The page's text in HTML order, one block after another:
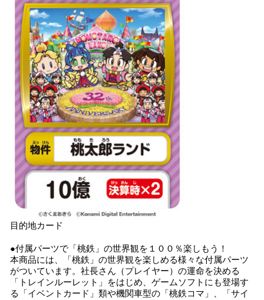
目的地カード
●付属パーツで「桃鉄」の世界観を１００％楽しもう！
本商品には、「桃鉄」の世界観を楽しめる様々な付属パーツ
がついています。社長さん（プレイヤー）の運命を決める
「トレインルーレット」をはじめ、ゲームソフトにも登場す
る「イベントカード」類や機関車型の「桃鉄コマ」、「サイ